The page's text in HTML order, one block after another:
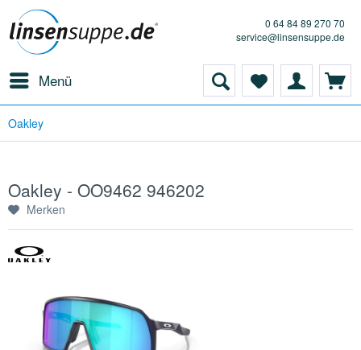
0 64 84 89 270 70
service@linsensuppe.de
Menü
Oakley
Oakley - OO9462 946202
Merken